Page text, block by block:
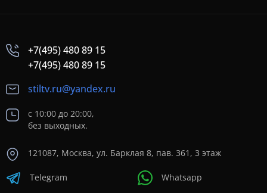
+7(495) 480 89 15
+7(495) 480 89 15
stiltv.ru@yandex.ru
с 10:00 до 20:00,
без выходных.
121087, Москва, ул. Барклая 8, пав. 361, 3 этаж
Telegram Whatsapp